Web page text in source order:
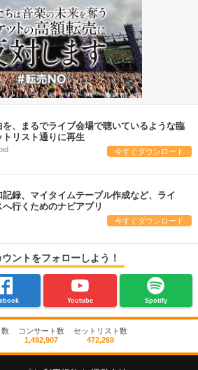
を、まるでライブ会場で聴いているような臨
トリスト通りに再生
今すぐダウンロード
記録、マイタイムテーブル作成など、ライ
へ行くためのナビアプリ
今すぐダウンロード
ントをフォローしよう！
Youtube Spotify
数
コンサート数
1,492,907
セットリスト数
472,269